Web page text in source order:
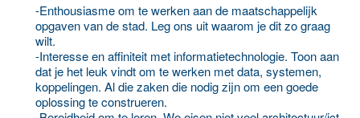
-Enthousiasme om te werken aan de maatschappelijk
opgaven van de stad. Leg ons uit waarom je dit zo graag
wilt.
-Interesse en affiniteit met informatietechnologie. Toon aan
dat je het leuk vindt om te werken met data, systemen,
koppelingen. Al die zaken die nodig zijn om een goede
oplossing te construeren.